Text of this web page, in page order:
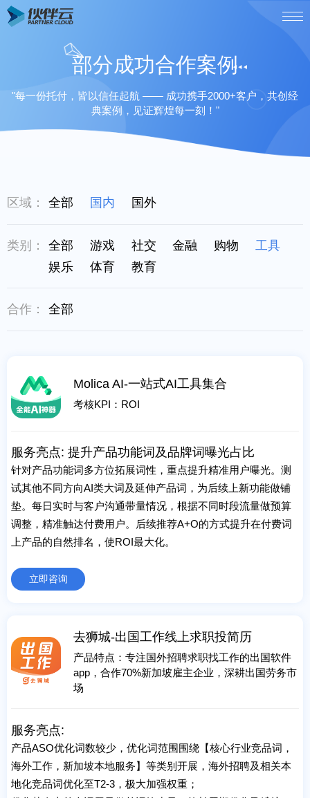
部分成功合作案例
"每一份托付，皆以信任起航 —— 成功携手2000+客户，共创经
典案例，见证辉煌每一刻！"
区域： 全部 国内 国外
类别： 全部 游戏 社交 金融 购物
工具
娱乐
体育 教育
合作： 全部
Molica AI-一站式AI工具集合
考核KPI：ROI
服务亮点: 提升产品功能词及品牌词曝光占比
针对产品功能词多方位拓展词性，重点提升精准用户曝光。测
试其他不同方向AI类大词及延伸产品词，为后续上新功能做铺
垫。每日实时与客户沟通带量情况，根据不同时段流量做预算
调整，精准触达付费用户。后续推荐A+O的方式提升在付费词
上产品的自然排名，使ROI最大化。
立即咨询
去狮城-出国工作线上求职投简历
产品特点：专注国外招聘求职找工作的出国软件
app，合作70%新加坡雇主企业，深耕出国劳务市
场
服务亮点:
产品ASO优化词数较少，优化词范围围绕【核心行业竞品词，
海外工作，新加坡本地服务】等类别开展，海外招聘及相关本
地化竞品词优化至T2-3，极大加强权重；